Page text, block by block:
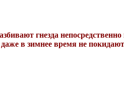
гнезда непосредственно
даже в зимнее время не